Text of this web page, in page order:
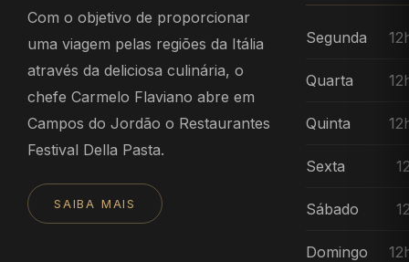
Com o objetivo de proporcionar
uma viagem pelas regiões da Itália
através da deliciosa culinária, o
chefe Carmelo Flaviano abre em
Campos do Jordão o Restaurantes
Festival Della Pasta.
SAIBA MAIS
Segunda
Quarta
Quinta
Sexta
Sábado
Domingo